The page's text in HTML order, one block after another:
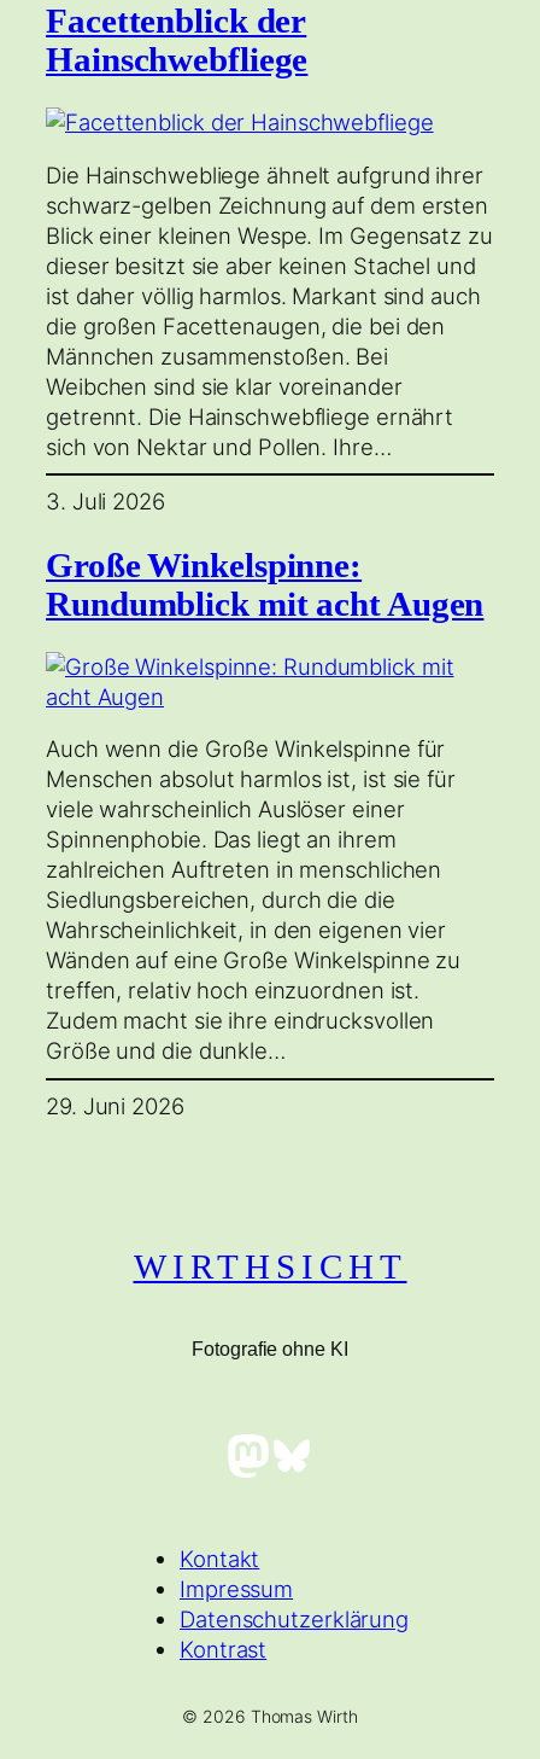
Facettenblick der
Hainschwebfliege
Die Hainschwebliege ähnelt aufgrund ihrer
schwarz-gelben Zeichnung auf dem ersten
Blick einer kleinen Wespe. Im Gegensatz zu
dieser besitzt sie aber keinen Stachel und
ist daher völlig harmlos. Markant sind auch
die großen Facettenaugen, die bei den
Männchen zusammenstoßen. Bei
Weibchen sind sie klar voreinander
getrennt. Die Hainschwebfliege ernährt
sich von Nektar und Pollen. Ihre…
3. Juli 2026
Große Winkelspinne:
Rundumblick mit acht Augen
Auch wenn die Große Winkelspinne für
Menschen absolut harmlos ist, ist sie für
viele wahrscheinlich Auslöser einer
Spinnenphobie. Das liegt an ihrem
zahlreichen Auftreten in menschlichen
Siedlungsbereichen, durch die die
Wahrscheinlichkeit, in den eigenen vier
Wänden auf eine Große Winkelspinne zu
treffen, relativ hoch einzuordnen ist.
Zudem macht sie ihre eindrucksvollen
Größe und die dunkle…
29. Juni 2026
WIRTHSICHT
Fotografie ohne KI
Mastodon
Bluesky
Kontakt
Impressum
Datenschutzerklärung
Kontrast
© 2026 Thomas Wirth